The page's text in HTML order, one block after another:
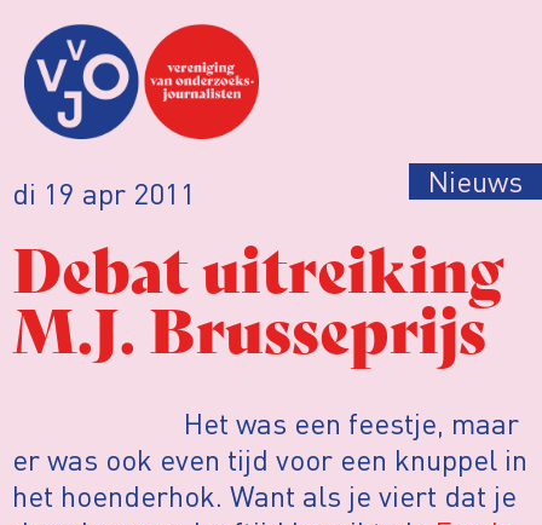
di 19 apr 2011 Nieuws
Debat uitreiking
M.J. Brusseprijs
Het was een feestje, maar
er was ook even tijd voor een knuppel in
het hoenderhok. Want als je viert dat je